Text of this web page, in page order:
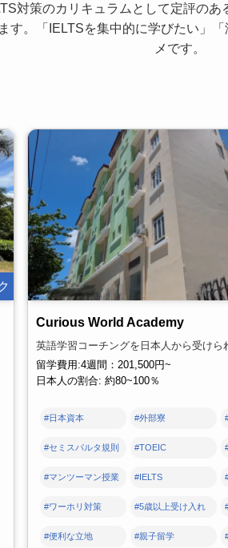
対策のカリキュラムとして定評の
す。「IELTSを集中的に学びたい」
メです。
Curious World Academy
英語学習コーチングを日本人から受けら
留学費用:4週間：201,500円~
日本人の割合: 約80~100％
#日本資本 #外部寮
#セミスパルタ規則 #TOEIC
#マンツーマン授業 #IELTS
#ワーホリ対策 #5歳以上受け入れ
#便利な立地 #親子留学